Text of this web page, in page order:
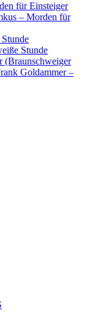
für Einsteiger
– Morden für
Stunde
(Braunschweiger
Goldammer –